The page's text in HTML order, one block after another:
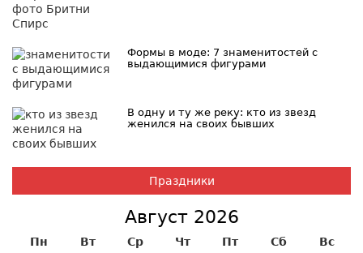
Формы в моде: 7 знаменитостей с
выдающимися фигурами
В одну и ту же реку: кто из звезд
женился на своих бывших
Праздники
Август 2026
Пн Вт Ср Чт Пт Сб
Вс